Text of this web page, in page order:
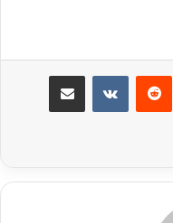
بينتيريست